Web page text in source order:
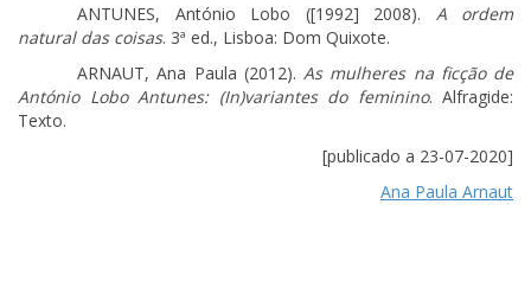
ANTUNES, António Lobo ([1992] 2008). A ordem
natural das coisas. 3ª ed., Lisboa: Dom Quixote.
ARNAUT, Ana Paula (2012). As mulheres na ficção de
António Lobo Antunes: (In)variantes do feminino. Alfragide:
Texto.
[publicado a 23-07-2020]
Ana Paula Arnaut